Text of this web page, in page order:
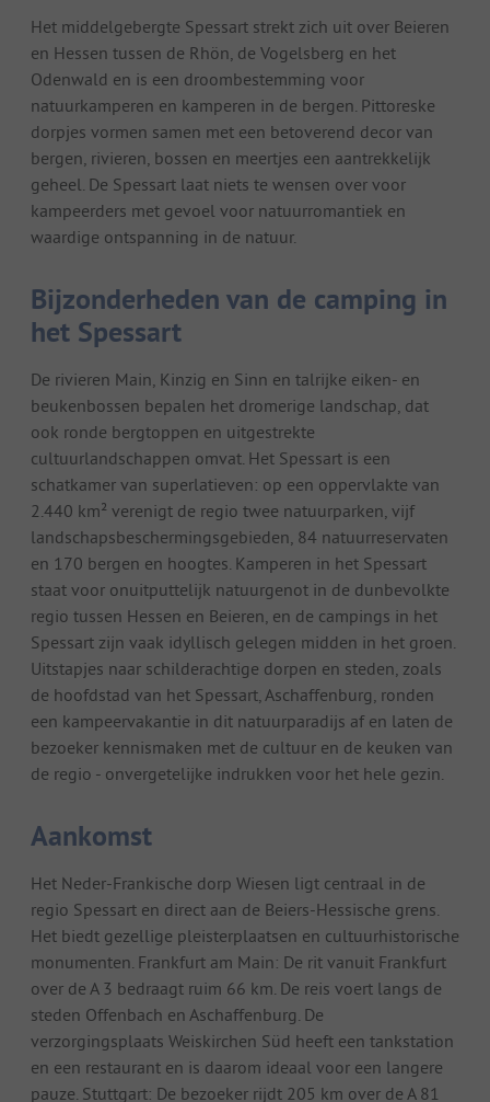
Het middelgebergte Spessart strekt zich uit over Beieren
en Hessen tussen de Rhön, de Vogelsberg en het
Odenwald en is een droombestemming voor
natuurkamperen en kamperen in de bergen. Pittoreske
dorpjes vormen samen met een betoverend decor van
bergen, rivieren, bossen en meertjes een aantrekkelijk
geheel. De Spessart laat niets te wensen over voor
kampeerders met gevoel voor natuurromantiek en
waardige ontspanning in de natuur.
Bijzonderheden van de camping in
het Spessart
De rivieren Main, Kinzig en Sinn en talrijke eiken- en
beukenbossen bepalen het dromerige landschap, dat
ook ronde bergtoppen en uitgestrekte
cultuurlandschappen omvat. Het Spessart is een
schatkamer van superlatieven: op een oppervlakte van
2.440 km² verenigt de regio twee natuurparken, vijf
landschapsbeschermingsgebieden, 84 natuurreservaten
en 170 bergen en hoogtes. Kamperen in het Spessart
staat voor onuitputtelijk natuurgenot in de dunbevolkte
regio tussen Hessen en Beieren, en de campings in het
Spessart zijn vaak idyllisch gelegen midden in het groen.
Uitstapjes naar schilderachtige dorpen en steden, zoals
de hoofdstad van het Spessart, Aschaffenburg, ronden
een kampeervakantie in dit natuurparadijs af en laten de
bezoeker kennismaken met de cultuur en de keuken van
de regio - onvergetelijke indrukken voor het hele gezin.
Aankomst
Het Neder-Frankische dorp Wiesen ligt centraal in de
regio Spessart en direct aan de Beiers-Hessische grens.
Het biedt gezellige pleisterplaatsen en cultuurhistorische
monumenten. Frankfurt am Main: De rit vanuit Frankfurt
over de A 3 bedraagt ruim 66 km. De reis voert langs de
steden Offenbach en Aschaffenburg. De
verzorgingsplaats Weiskirchen Süd heeft een tankstation
en een restaurant en is daarom ideaal voor een langere
pauze. Stuttgart: De bezoeker rijdt 205 km over de A 81